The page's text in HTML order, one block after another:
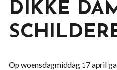
DIKKE
Op woensdagmiddag 17 april